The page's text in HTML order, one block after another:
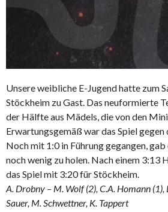
Unsere weibliche E-Jugend hatte zum
Stöckheim zu Gast. Das neuformierte
der Hälfte aus Mädels, die von den
Erwartungsgemäß war das Spiel gegen
Noch mit 1:0 in Führung gegangen, gab
noch wenig zu holen. Nach einem 3:13
das Spiel mit 3:20 für Stöckheim.
A. Drobny – M. Wolf (2), C.A. Homann (1),
Sauer, M. Schwettner, K. Tappert